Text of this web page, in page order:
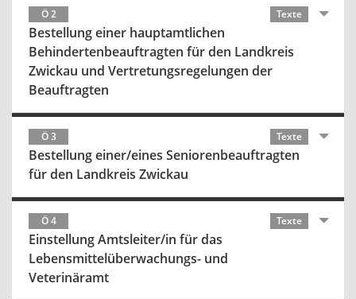
Ö 2 Texte
Bestellung einer hauptamtlichen
Behindertenbeauftragten für den Landkreis
Zwickau und Vertretungsregelungen der
Beauftragten
Ö 3 Texte
Bestellung einer/eines Seniorenbeauftragten
für den Landkreis Zwickau
Ö 4 Texte
Einstellung Amtsleiter/in für das
Lebensmittelüberwachungs- und
Veterinäramt